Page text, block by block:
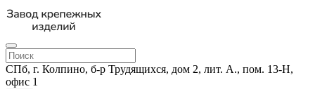
СПб, г. Колпино, б-р Трудящихся, дом 2, лит. А., пом. 13-Н,
офис 1